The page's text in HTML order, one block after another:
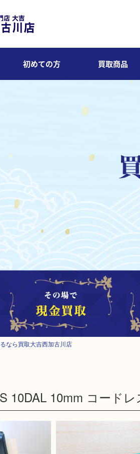
初めての方 買取商品
なら買取大吉西加古川店
10DAL 10mm コード